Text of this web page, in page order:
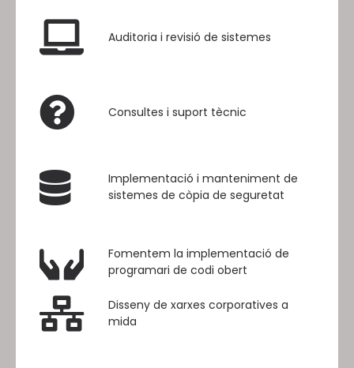
Auditoria i revisió de sistemes
Consultes i suport tècnic
Implementació i manteniment de
sistemes de còpia de seguretat
Fomentem la implementació de
programari de codi obert
Disseny de xarxes corporatives a
mida